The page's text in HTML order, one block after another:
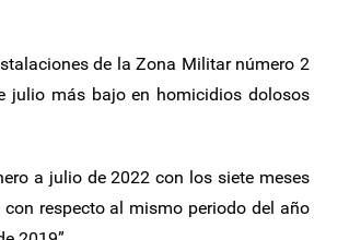
de la Zona Militar número 2
julio más bajo en homicidios dolosos
a julio de 2022 con los siete meses
respecto al mismo periodo del año